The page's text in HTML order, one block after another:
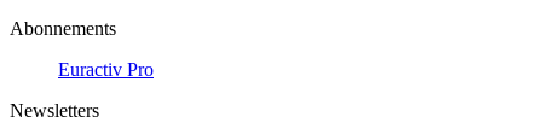
Abonnements
Euractiv Pro
Newsletters